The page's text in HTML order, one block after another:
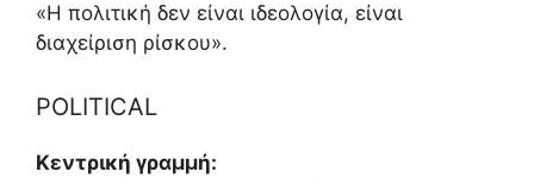
«Η πολιτική δεν είναι ιδεολογία, είναι
διαχείριση ρίσκου».
POLITICAL
Κεντρική γραμμή: